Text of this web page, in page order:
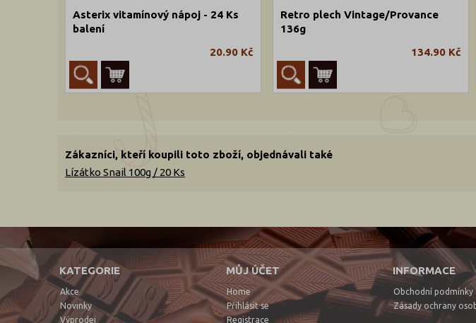
Asterix vitamínový nápoj - 24 Ks
balení
20.90 Kč
Retro plech Vintage/Provance
136g
134.90 Kč
Zákazníci, kteří koupili toto zboží, objednávali také
Lízátko Snail 100g / 20 Ks
KATEGORIE
Akce
Novinky
Výprodej
MŮJ ÚČET
Home
Přihlásit se
Registrace
INFORMACE
Obchodní podmínky
Zásady ochrany